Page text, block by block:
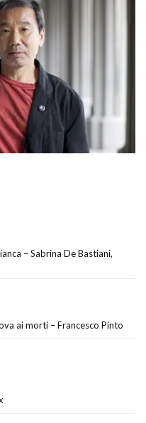
– Sabrina De Bastiani,
ai morti – Francesco Pinto